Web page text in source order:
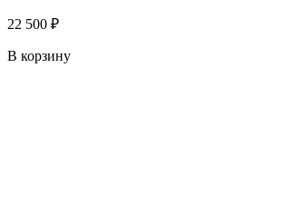
22 500 ₽
В корзину